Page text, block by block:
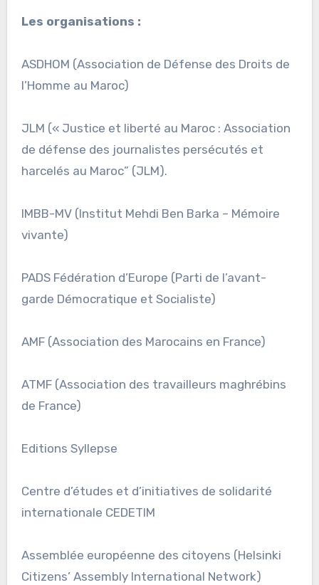
Les organisations :
ASDHOM (Association de Défense des Droits de
l’Homme au Maroc)
JLM (« Justice et liberté au Maroc : Association
de défense des journalistes persécutés et
harcelés au Maroc” (JLM).
IMBB-MV (Institut Mehdi Ben Barka – Mémoire
vivante)
PADS Fédération d’Europe (Parti de l’avant-
garde Démocratique et Socialiste)
AMF (Association des Marocains en France)
ATMF (Association des travailleurs maghrébins
de France)
Editions Syllepse
Centre d’études et d’initiatives de solidarité
internationale CEDETIM
Assemblée européenne des citoyens (Helsinki
Citizens’ Assembly International Network)